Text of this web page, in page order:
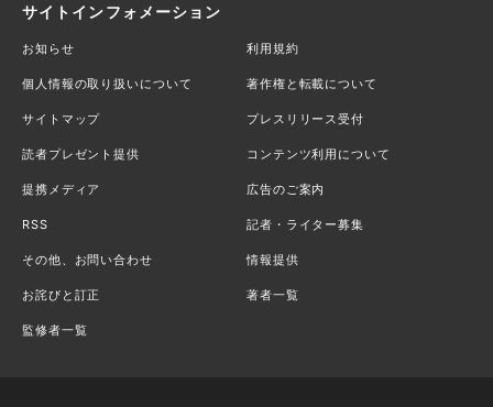
サイトインフォメーション
お知らせ 利用規約
個人情報の取り扱いについて 著作権と転載について
サイトマップ プレスリリース受付
読者プレゼント提供 コンテンツ利用について
提携メディア 広告のご案内
RSS 記者・ライター募集
その他、お問い合わせ 情報提供
お詫びと訂正 著者一覧
監修者一覧